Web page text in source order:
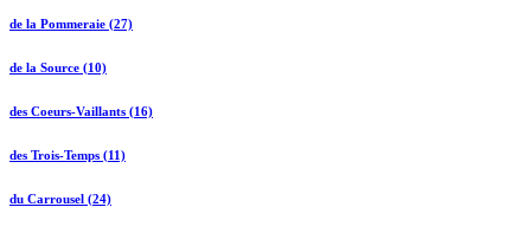
de la Pommeraie (27)
de la Source (10)
des Coeurs-Vaillants (16)
des Trois-Temps (11)
du Carrousel (24)